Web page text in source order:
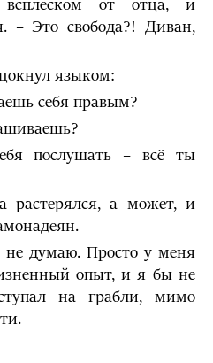
всплеском от отца, и
– Это свобода?! Диван,
языком:
себя правым?
послушать – всё ты
растерялся, а может, и
не думаю. Просто у меня
опыт, и я бы не
на грабли, мимо